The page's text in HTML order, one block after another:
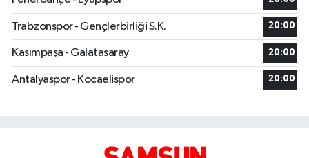
Trabzonspor - Gençlerbirliği S.K. 20:00
Kasımpaşa - Galatasaray 20:00
Antalyaspor - Kocaelispor 20:00